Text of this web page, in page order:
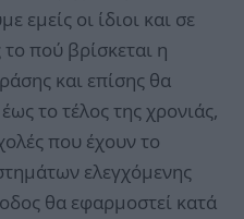
εμείς οι ίδιοι και σε
το πού βρίσκεται η
και επίσης θα
το τέλος της χρονιάς,
που έχουν το
ελεγχόμενης
θα εφαρμοστεί κατά